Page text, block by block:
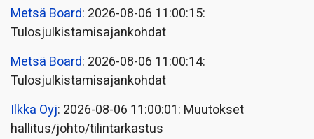
Metsä Board: 2026-08-06 11:00:15:
Tulosjulkistamisajankohdat
Metsä Board: 2026-08-06 11:00:14:
Tulosjulkistamisajankohdat
Ilkka Oyj: 2026-08-06 11:00:01: Muutokset
hallitus/johto/tilintarkastus